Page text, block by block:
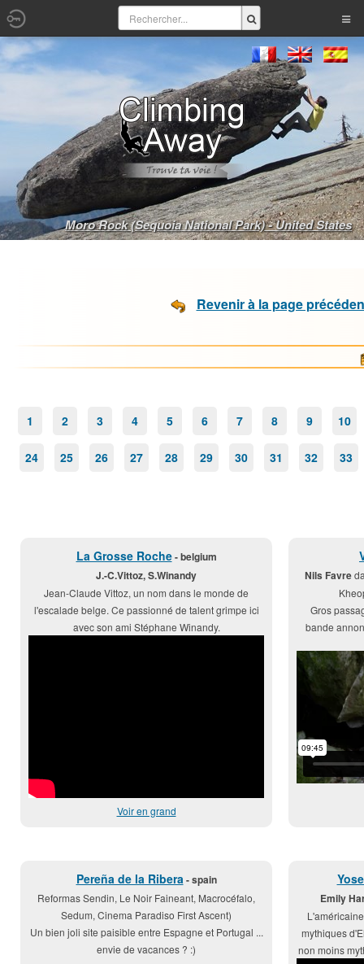
Moro Rock (Sequoia National Park) - United States
Revenir à la page
1 2 3 4 5 6 7 8 9 10
24 25 26 27 28 29 30 31 32 33
La Grosse Roche- belgium
J.-C.Vittoz, S.Winandy
Jean-Claude Vittoz, un nom dans le monde de
l'escalade belge. Ce passionné de talent grimpe ici
avec son ami Stéphane Winandy.
Voir en grand
Nils Favre
Gros
bande
Pereña de la Ribera- spain
Reformas Sendin, Le Noir Faineant, Macrocéfalo,
Sedum, Cinema Paradiso First Ascent)
Un bien joli site paisible entre Espagne et Portugal ...
envie de vacances ? :)
Emily
mythiques
non moins